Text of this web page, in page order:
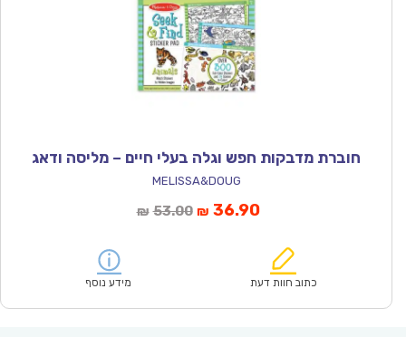
חוברת מדבקות חפש וגלה בעלי חיים – מליסה ודאג
MELISSA&DOUG
₪ 53.00המחיר
₪53.00.
₪ 36.90המחיר
הוא:
כתוב חוות דעת מידע נוסף